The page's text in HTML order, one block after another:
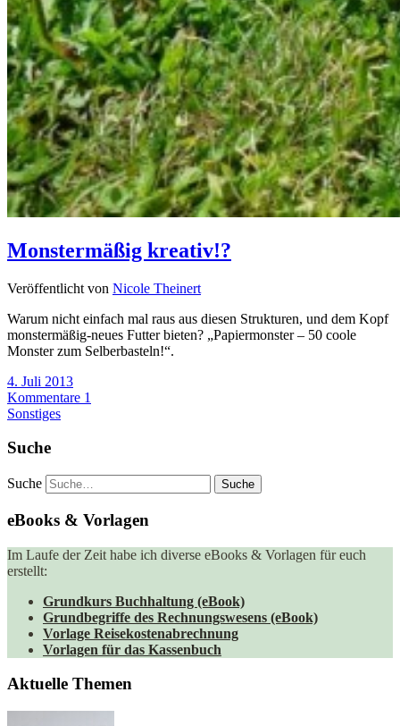
Monstermäßig kreativ!?
Veröffentlicht von Nicole Theinert
Warum nicht einfach mal raus aus diesen Strukturen, und dem Kopf
monstermäßig-neues Futter bieten? „Papiermonster – 50 coole
Monster zum Selberbasteln!“.
4. Juli 2013
Kommentare 1
Sonstiges
Suche
Suche
eBooks & Vorlagen
Im Laufe der Zeit habe ich diverse eBooks & Vorlagen für euch
erstellt:
Grundkurs Buchhaltung (eBook)
Grundbegriffe des Rechnungswesens (eBook)
Vorlage Reisekostenabrechnung
Vorlagen für das Kassenbuch
Aktuelle Themen